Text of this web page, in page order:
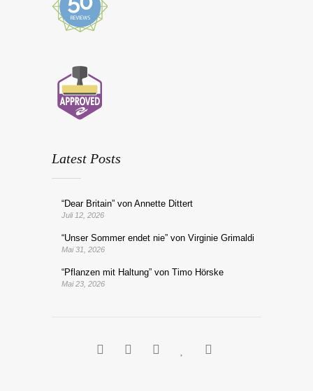
Latest Posts
“Dear Britain” von Annette Dittert
Juli 12, 2026
“Unser Sommer endet nie” von Virginie Grimaldi
Mai 31, 2026
“Pflanzen mit Haltung” von Timo Hörske
Mai 23, 2026